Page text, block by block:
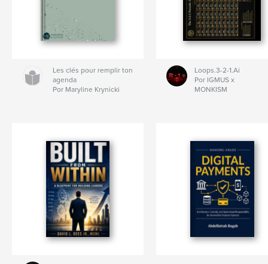
Les clés pour remplir ton
agenda
Por Maryline Krynicki
Loops.3-2-1.Ai
Por IGMUS x
MONKISM